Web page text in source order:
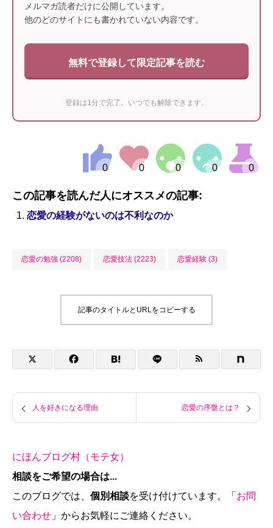
メルマガ読者だけに公開しています。
他のどのサイトにも書かれていない内容です。
無料で登録して限定記事を読む
登録は1分で完了。いつでも解除できます。
この記事を読んだ人にオススメの記事:
恋愛の経験がないのは不利なのか
恋愛の勉強 (2208) 恋愛技法 (2223) 恋愛経験 (3)
記事のタイトルとURLをコピーする
人を好きになる理由 恋愛の序盤とは？
にほんブログ村（モテ女）
相談をご希望の場合は...
このブログでは、 個別相談を受け付けています。「 お問
い合わせ 」からお気軽にご連絡ください。